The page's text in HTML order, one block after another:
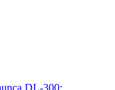
DL-300: